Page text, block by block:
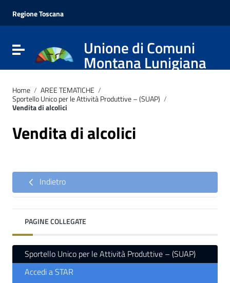
Vai al menu di navigazione
Vai al footer
Regione Toscana
Attiva / disattiva la navigazioneUnione di Comuni
Montana Lunigiana
Home / AREE TEMATICHE /
Sportello Unico per le Attività Produttive – (SUAP) /
Vendita di alcolici
Vendita di alcolici
Indietro
PAGINE COLLEGATE
Sportello Unico per le Attività Produttive – (SUAP)
Accedi a STAR